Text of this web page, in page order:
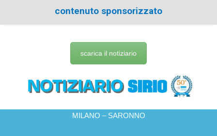
contenuto sponsorizzato
scarica il notiziario
MILANO – SARONNO